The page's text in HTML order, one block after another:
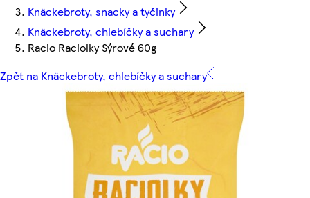
Knäckebroty, snacky a tyčinky
Knäckebroty, chlebíčky a suchary
Racio Raciolky Sýrové 60g
Zpět na Knäckebroty, chlebíčky a suchary